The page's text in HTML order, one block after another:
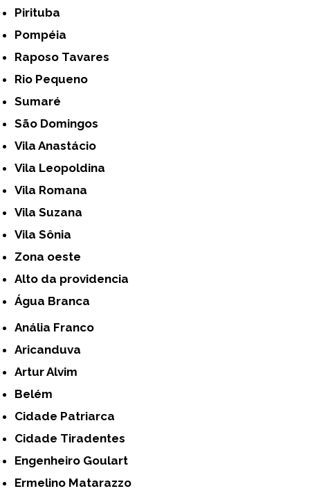
Pirituba
Pompéia
Raposo Tavares
Rio Pequeno
Sumaré
São Domingos
Vila Anastácio
Vila Leopoldina
Vila Romana
Vila Suzana
Vila Sônia
Zona oeste
alto da providencia
Água Branca
Anália Franco
Aricanduva
Artur Alvim
Belém
Cidade Patriarca
Cidade Tiradentes
Engenheiro Goulart
Ermelino Matarazzo